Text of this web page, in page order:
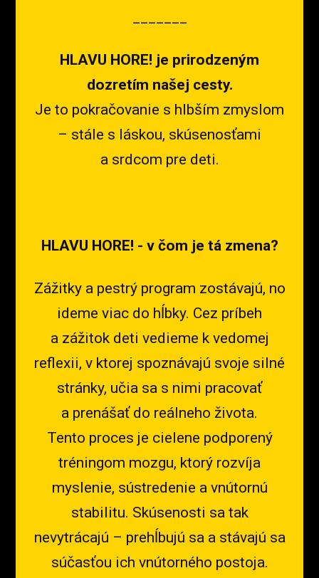
HLAVU HORE! je prirodzeným
dozretím našej cesty.
Je to pokračovanie s hlbším zmyslom
– stále s láskou, skúsenosťami
a srdcom pre deti.
HLAVU HORE! - v čom je tá zmena?
Zážitky a pestrý program zostávajú, no
ideme viac do hĺbky. Cez príbeh
a zážitok deti vedieme k vedomej
reflexii, v ktorej spoznávajú svoje silné
stránky, učia sa s nimi pracovať
a prenášať do reálneho života.
Tento proces je cielene podporený
tréningom mozgu, ktorý rozvíja
myslenie, sústredenie a vnútornú
stabilitu. Skúsenosti sa tak
nevytrácajú – prehĺbujú sa a stávajú sa
súčasťou ich vnútorného postoja.